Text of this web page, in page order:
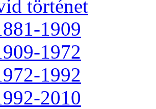
tör­té­net
1909
1972
1992
2010